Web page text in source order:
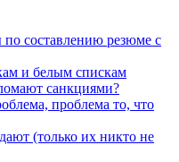
по составлению резюме с
и белым спискам
санкциями?
проблема то, что
(только их никто не